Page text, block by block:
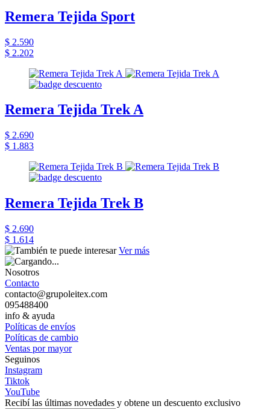
Remera Tejida Sport
$ 2.590
$ 2.202
Remera Tejida Trek A
$ 2.690
$ 1.883
Remera Tejida Trek B
$ 2.690
$ 1.614
Ver más
Nosotros
Contacto
contacto@grupoleitex.com
095488400
info & ayuda
Políticas de envíos
Políticas de cambio
Ventas por mayor
Seguinos
Instagram
Tiktok
YouTube
Recibí las últimas novedades y obtene un descuento exclusivo